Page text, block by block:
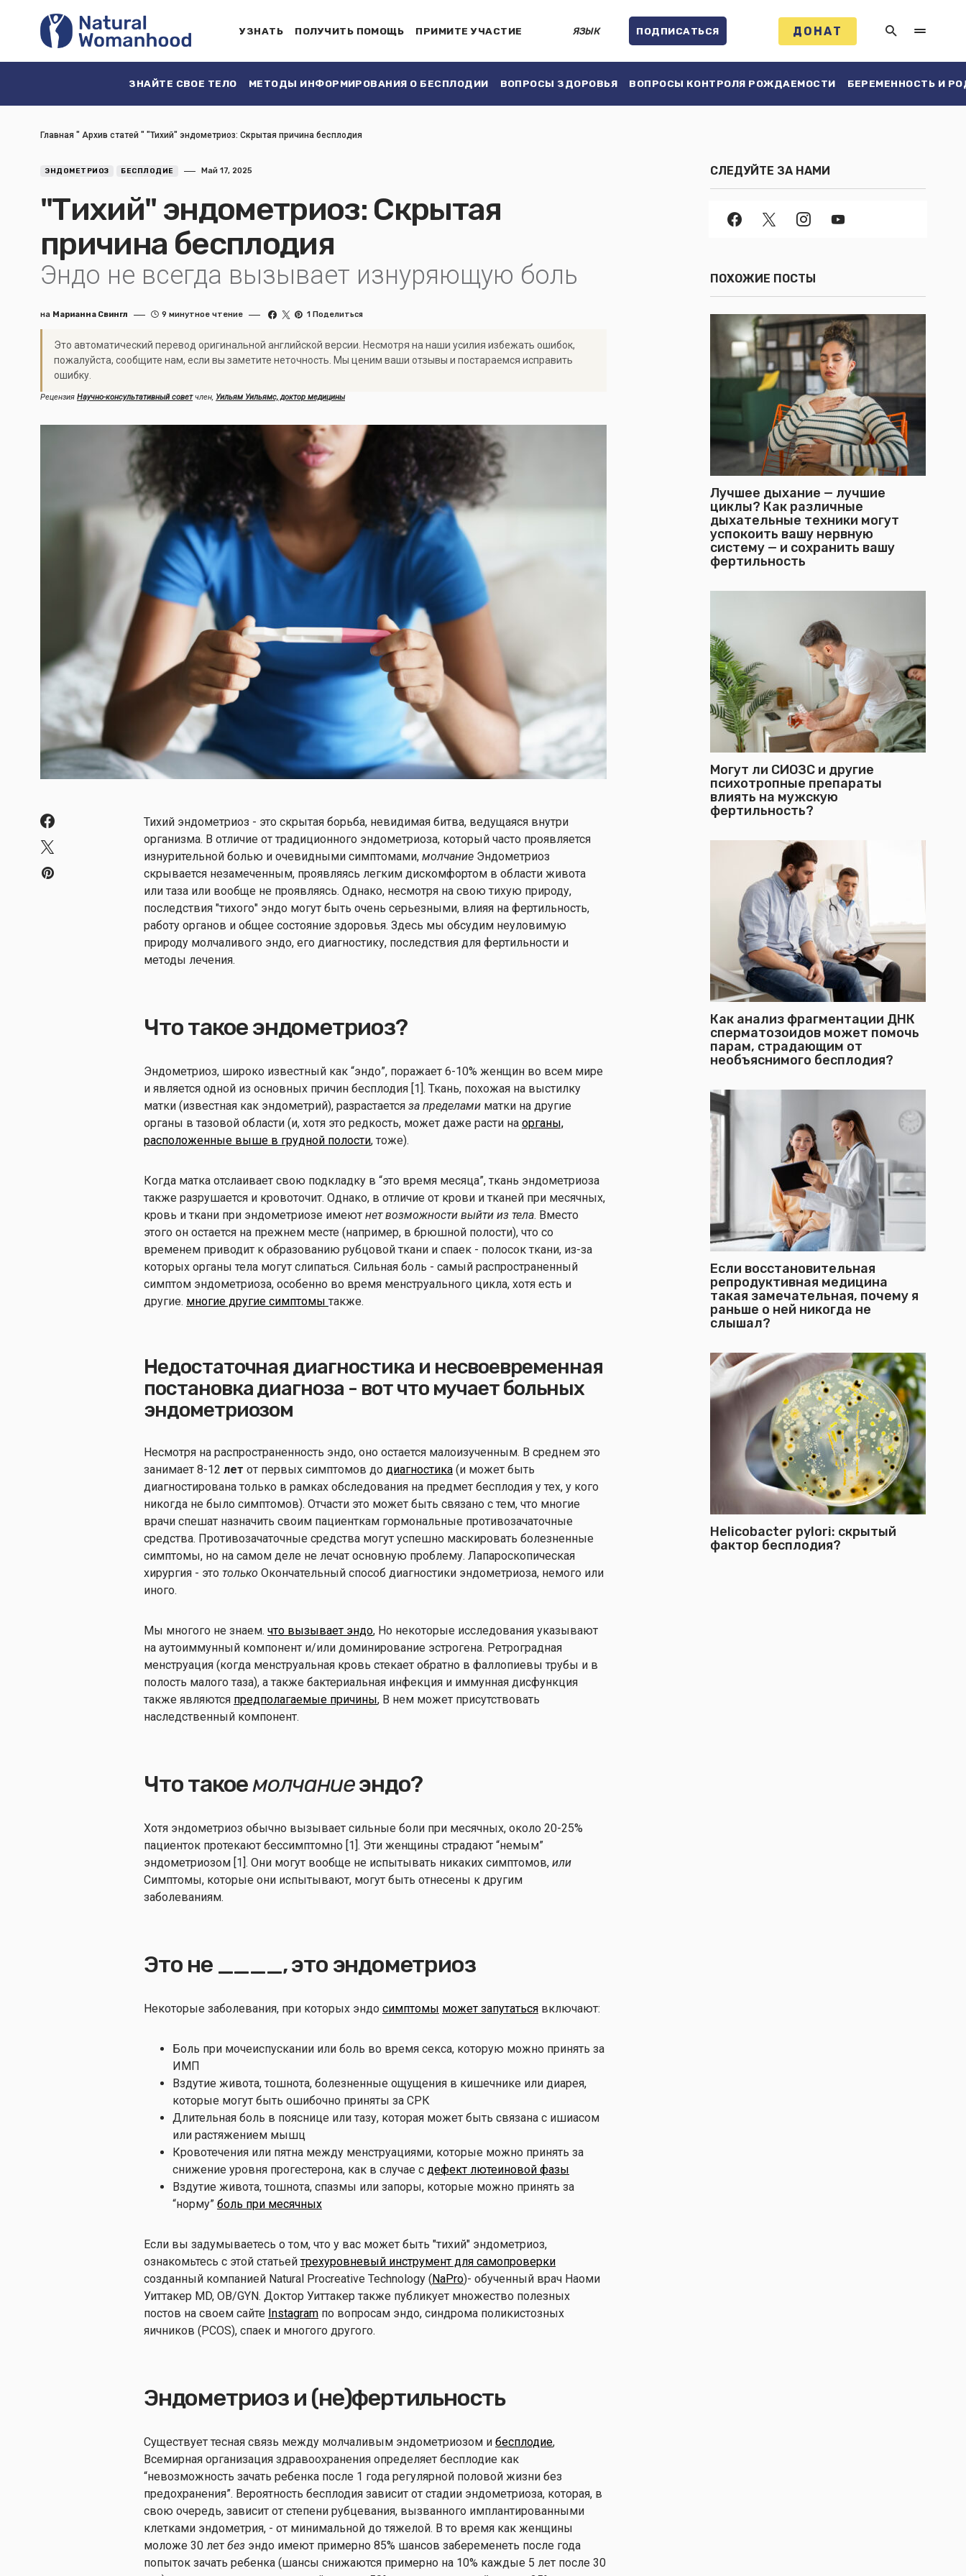
УЗНАТЬ ПОЛУЧИТЬ ПОМОЩЬ ПРИМИТЕ УЧАСТИЕ ЯЗЫК ПОДПИСАТЬСЯ ДОНАТ
ЗНАЙТЕ СВОЕ ТЕЛО МЕТОДЫ ИНФОРМИРОВАНИЯ О БЕСПЛОДИИ ВОПРОСЫ ЗДОРОВЬЯ ВОПРОСЫ КОНТРОЛЯ РОЖДАЕМОСТИ БЕРЕМЕННОСТЬ И
Главная " Архив статей " "Тихий" эндометриоз: Скрытая причина бесплодия
ЭНДОМЕТРИОЗ БЕСПЛОДИЕ Май 17, 2025
"Тихий" эндометриоз: Скрытая
причина бесплодия
Эндо не всегда вызывает изнуряющую боль
на Марианна Свингл 9 минутное чтение 1 Поделиться
Это автоматический перевод оригинальной английской версии. Несмотря на наши усилия избежать ошибок,
пожалуйста, сообщите нам, если вы заметите неточность. Мы ценим ваши отзывы и постараемся исправить
ошибку.
Рецензия Научно-консультативный советчлен, Уильям Уильямс, доктор медицины
Тихий эндометриоз - это скрытая борьба, невидимая битва, ведущаяся внутри
организма. В отличие от традиционного эндометриоза, который часто проявляется
изнурительной болью и очевидными симптомами, молчание Эндометриоз
скрывается незамеченным, проявляясь легким дискомфортом в области живота
или таза или вообще не проявляясь. Однако, несмотря на свою тихую природу,
последствия "тихого" эндо могут быть очень серьезными, влияя на фертильность,
работу органов и общее состояние здоровья. Здесь мы обсудим неуловимую
природу молчаливого эндо, его диагностику, последствия для фертильности и
методы лечения.
Что такое эндометриоз?
Эндометриоз, широко известный как “эндо”, поражает 6-10% женщин во всем мире
и является одной из основных причин бесплодия [1]. Ткань, похожая на выстилку
матки (известная как эндометрий), разрастается за пределами матки на другие
органы в тазовой области (и, хотя это редкость, может даже расти на органы,
расположенные выше в грудной полости, тоже).
Когда матка отслаивает свою подкладку в “это время месяца”, ткань эндометриоза
также разрушается и кровоточит. Однако, в отличие от крови и тканей при месячных,
кровь и ткани при эндометриозе имеют нет возможности выйти из тела. Вместо
этого он остается на прежнем месте (например, в брюшной полости), что со
временем приводит к образованию рубцовой ткани и спаек - полосок ткани, из-за
которых органы тела могут слипаться. Сильная боль - самый распространенный
симптом эндометриоза, особенно во время менструального цикла, хотя есть и
другие. многие другие симптомы также.
Недостаточная диагностика и несвоевременная
постановка диагноза - вот что мучает больных
эндометриозом
Несмотря на распространенность эндо, оно остается малоизученным. В среднем это
занимает 8-12 лет от первых симптомов до диагностика (и может быть
диагностирована только в рамках обследования на предмет бесплодия у тех, у кого
никогда не было симптомов). Отчасти это может быть связано с тем, что многие
врачи спешат назначить своим пациенткам гормональные противозачаточные
средства. Противозачаточные средства могут успешно маскировать болезненные
симптомы, но на самом деле не лечат основную проблему. Лапароскопическая
хирургия - это только Окончательный способ диагностики эндометриоза, немого или
иного.
Мы многого не знаем. что вызывает эндо, Но некоторые исследования указывают
на аутоиммунный компонент и/или доминирование эстрогена. Ретроградная
менструация (когда менструальная кровь стекает обратно в фаллопиевы трубы и в
полость малого таза), а также бактериальная инфекция и иммунная дисфункция
также являются предполагаемые причины, В нем может присутствовать
наследственный компонент.
Что такоемолчаниеэндо?
Хотя эндометриоз обычно вызывает сильные боли при месячных, около 20-25%
пациенток протекают бессимптомно [1]. Эти женщины страдают “немым”
эндометриозом [1]. Они могут вообще не испытывать никаких симптомов, или
Симптомы, которые они испытывают, могут быть отнесены к другим
заболеваниям.
Это не ____, это эндометриоз
Некоторые заболевания, при которых эндо симптомы может запутаться включают:
Боль при мочеиспускании или боль во время секса, которую можно принять за
ИМП
Вздутие живота, тошнота, болезненные ощущения в кишечнике или диарея,
которые могут быть ошибочно приняты за СРК
Длительная боль в пояснице или тазу, которая может быть связана с ишиасом
или растяжением мышц
Кровотечения или пятна между менструациями, которые можно принять за
снижение уровня прогестерона, как в случае с дефект лютеиновой фазы
Вздутие живота, тошнота, спазмы или запоры, которые можно принять за
“норму” боль при месячных
Если вы задумываетесь о том, что у вас может быть "тихий" эндометриоз,
ознакомьтесь с этой статьейтрехуровневый инструмент для самопроверки
созданный компанией Natural Procreative Technology (NaPro)- обученный врач Наоми
Уиттакер MD, OB/GYN. Доктор Уиттакер также публикует множество полезных
постов на своем сайте Instagram по вопросам эндо, синдрома поликистозных
яичников (PCOS), спаек и многого другого.
Эндометриоз и (не)фертильность
Существует тесная связь между молчаливым эндометриозом и бесплодие,
Всемирная организация здравоохранения определяет бесплодие как
“невозможность зачать ребенка после 1 года регулярной половой жизни без
предохранения”. Вероятность бесплодия зависит от стадии эндометриоза, которая, в
свою очередь, зависит от степени рубцевания, вызванного имплантированными
клетками эндометрия, - от минимальной до тяжелой. В то время как женщины
моложе 30 лет без эндо имеют примерно 85% шансов забеременеть после года
попыток зачать ребенка (шансы снижаются примерно на 10% каждые 5 лет после 30
СЛЕДУЙТЕ ЗА НАМИ
ПОХОЖИЕ ПОСТЫ
Лучшее дыхание — лучшие
циклы? Как различные
дыхательные техники могут
успокоить вашу нервную
систему — и сохранить вашу
фертильность
Могут ли СИОЗС и другие
психотропные препараты
влиять на мужскую
фертильность?
Как анализ фрагментации ДНК
сперматозоидов может помочь
парам, страдающим от
необъяснимого бесплодия?
Если восстановительная
репродуктивная медицина
такая замечательная, почему я
раньше о ней никогда не
слышал?
Helicobacter pylori: скрытый
фактор бесплодия?